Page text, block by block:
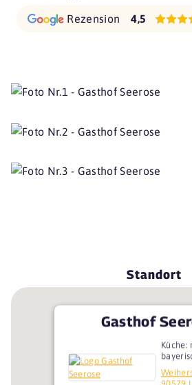
Rezension 4,5
Standort
Gasthof
Küche: